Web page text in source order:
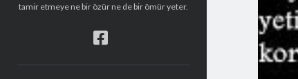
tamir etmeye ne bir özür ne de bir ömür yeter.
facebook